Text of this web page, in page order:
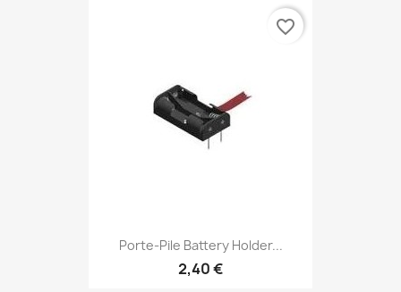
Porte-Pile Battery Holder...
2,40 €
favorite_border